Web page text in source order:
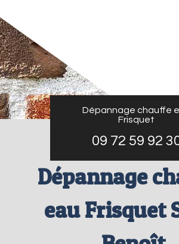
Dépannage chauffe
Frisquet
09 72 59 92
Dépannage
eau Frisquet